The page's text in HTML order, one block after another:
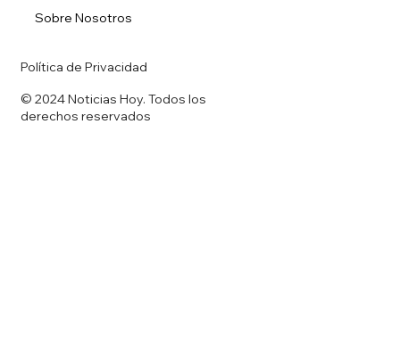
Sobre Nosotros
Política de Privacidad
© 2024 Noticias Hoy. Todos los
derechos reservados